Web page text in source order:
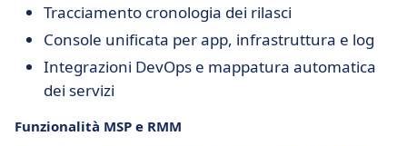
Tracciamento cronologia dei rilasci
Console unificata per app, infrastruttura e log
Integrazioni DevOps e mappatura automatica
dei servizi
Funzionalità MSP e RMM